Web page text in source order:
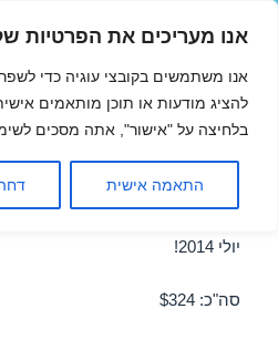
אנו מעריכים את הפרטיות
אנו משתמשים בקובצי עוגיה כדי
להציג מודעות או תוכן מותאמים
בלחיצה על "אישור", אתה מסכים
התאמה אישית
טיסה לסנטוריני 18/07/2014
יולי 2014!
סה"כ: $324